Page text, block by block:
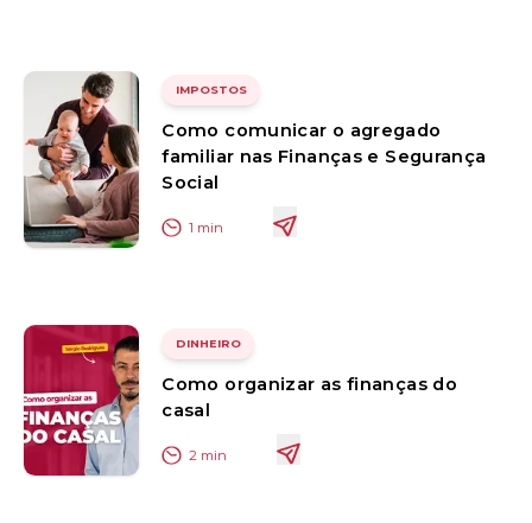
IMPOSTOS
Como comunicar o agregado
familiar nas Finanças e Segurança
Social
1 min
DINHEIRO
Como organizar as finanças do
casal
2 min